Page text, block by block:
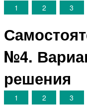
1 2 3
№4.
решения
1 2 3